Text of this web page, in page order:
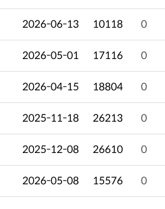
2026-06-13 10118 0
2026-05-01 17116 0
2026-04-15 18804 0
2025-11-18 26213 0
2025-12-08 26610 0
2026-05-08 15576 0